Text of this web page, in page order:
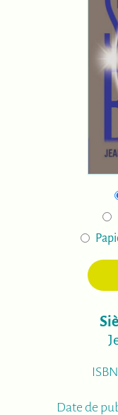
Date de